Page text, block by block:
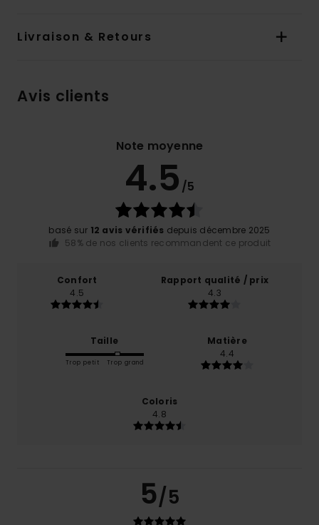
Livraison & Retours
Avis clients
Note moyenne
4.5 /5
basé sur 12 avis vérifiés depuis décembre 2025
58% de nos clients recommandent ce produit
Confort
4.5
Rapport qualité / prix
4.3
Taille
Trop petit Trop grand
Matière
4.4
Coloris
4.8
5/5